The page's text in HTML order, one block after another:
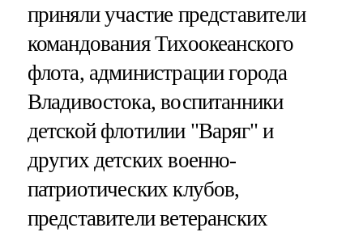
приняли участие представители
командования Тихоокеанского
флота, администрации города
Владивостока, воспитанники
детской флотилии "Варяг" и
других детских военно-
патриотических клубов,
представители ветеранских